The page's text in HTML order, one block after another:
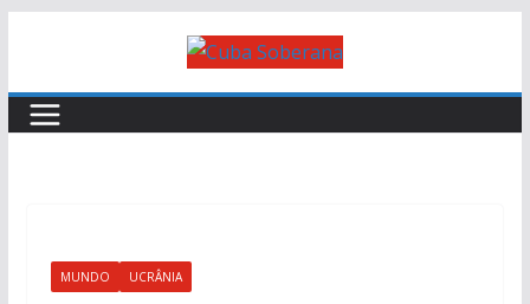
MUNDO UCRÂNIA